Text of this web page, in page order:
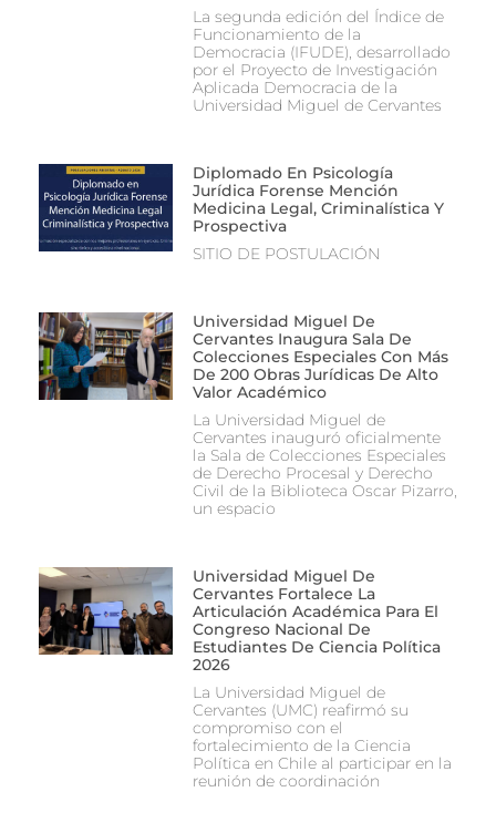
La segunda edición del Índice de
Funcionamiento de la
Democracia (IFUDE), desarrollado
por el Proyecto de Investigación
Aplicada Democracia de la
Universidad Miguel de Cervantes
Diplomado En Psicología
Jurídica Forense Mención
Medicina Legal, Criminalística Y
Prospectiva
SITIO DE POSTULACIÓN
Universidad Miguel De
Cervantes Inaugura Sala De
Colecciones Especiales Con Más
De 200 Obras Jurídicas De Alto
Valor Académico
La Universidad Miguel de
Cervantes inauguró oficialmente
la Sala de Colecciones Especiales
de Derecho Procesal y Derecho
Civil de la Biblioteca Oscar Pizarro,
un espacio
Universidad Miguel De
Cervantes Fortalece La
Articulación Académica Para El
Congreso Nacional De
Estudiantes De Ciencia Política
2026
La Universidad Miguel de
Cervantes (UMC) reafirmó su
compromiso con el
fortalecimiento de la Ciencia
Política en Chile al participar en la
reunión de coordinación